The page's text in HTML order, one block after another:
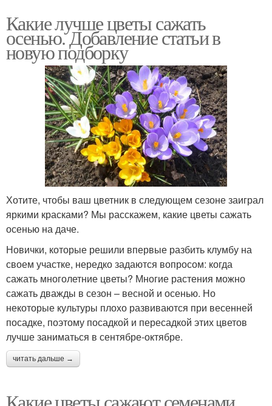
Какие лучше цветы сажать
осенью. Добавление статьи в
новую подборку
Хотите, чтобы ваш цветник в следующем сезоне заиграл
яркими красками? Мы расскажем, какие цветы сажать
осенью на даче.
Новички, которые решили впервые разбить клумбу на
своем участке, нередко задаются вопросом: когда
сажать многолетние цветы? Многие растения можно
сажать дважды в сезон – весной и осенью. Но
некоторые культуры плохо развиваются при весенней
посадке, поэтому посадкой и пересадкой этих цветов
лучше заниматься в сентябре-октябре.
читать дальше →